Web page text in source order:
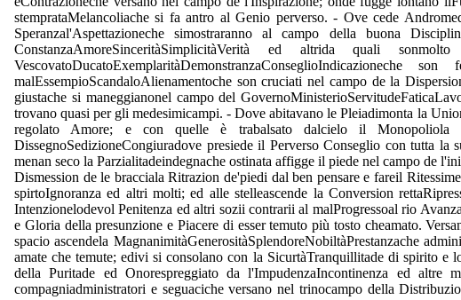
stemprataMelancoliache si fa antro al Genio perverso. - Ove cede
Speranzal'Aspettazioneche simostraranno al campo della buona
ConstanzaAmoreSinceritàSimplicitàVerità ed altrida quali
malEssempioScandaloAlienamentoche son cruciati nel campo de la
giustache si maneggianonel campo del
trovano quasi per gli medesimicampi. - Dove abitavano le Pleiadimonta la
regolato Amore; e con quelle è trabalsato dalcielo il Monopoliola
DissegnoSedizioneCongiuradove presiede il Perverso Conseglio con tutta
menan seco la Parzialitadeindegnache ostinata affigge il piede nel campo de
Dismession de le bracciala Ritrazion de'piedi dal ben pensare e fareil
spirtoIgnoranza ed altri molti; ed alle stelleascende la Conversion
Intenzionelodevol Penitenza ed altri sozii contrarii al malProgressoal rio
e Gloria della presunzione e Piacere di esser temuto più tosto cheamato.
spacio ascendela MagnanimitàGenerositàSplendoreNobiltàPrestanzache
amate che temute; edivi si consolano con la SicurtàTranquillitade di spirito e
della Puritade ed Onorespreggiato da l'ImpudenzaIncontinenza ed
compagniadministratori e seguaciche versano nel trinocampo della